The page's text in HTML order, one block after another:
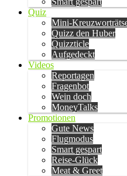
Quiz
Mini-
Quizz den Huber
Quizzticle
Aufgedeckt
Videos
Reportagen
Fragenbot
Wein doch
MoneyTalks
Promotionen
Gute News
Flugmodus
Smart gespart
Reise-Glück
Meat & Greet